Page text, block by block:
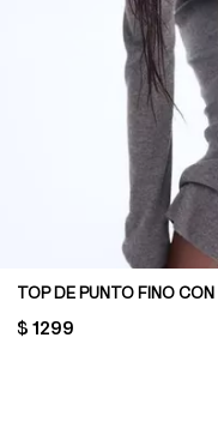
TOP DE PUNTO FINO
PRICE:
$ 1299